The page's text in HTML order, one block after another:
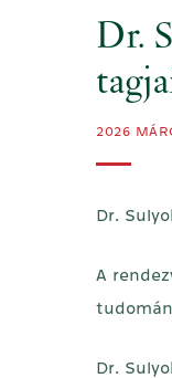
Dr.
2026
Dr.
A
Dr.